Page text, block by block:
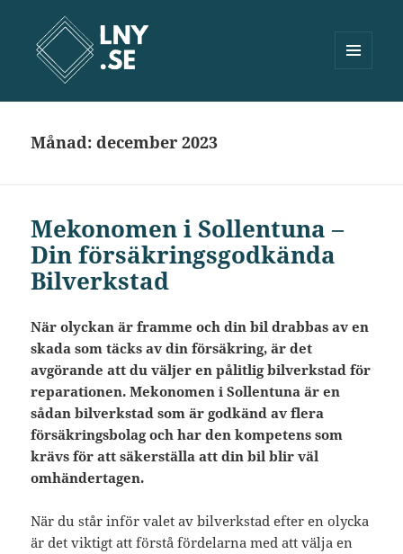
WIDGETS
Månad:december 2023
Mekonomen i Sollentuna –
Din försäkringsgodkända
Bilverkstad
När olyckan är framme och din bil drabbas av en
skada som täcks av din försäkring, är det
avgörande att du väljer en pålitlig bilverkstad för
reparationen. Mekonomen i Sollentuna är en
sådan bilverkstad som är godkänd av flera
försäkringsbolag och har den kompetens som
krävs för att säkerställa att din bil blir väl
omhändertagen.
När du står inför valet av bilverkstad efter en olycka
är det viktigt att förstå fördelarna med att välja en